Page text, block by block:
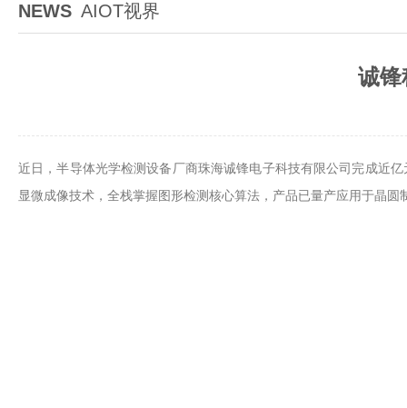
NEWS AIOT视界
诚
近日，半导体光学检测设备厂商珠海诚锋电子科技有限公司完成近
显微成像技术，全栈掌握图形检测核心算法，产品已量产应用于晶